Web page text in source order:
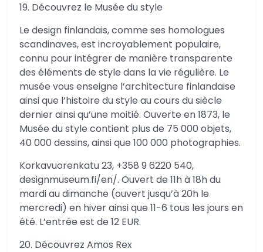
19. Découvrez le Musée du style
Le design finlandais, comme ses homologues
scandinaves, est incroyablement populaire,
connu pour intégrer de manière transparente
des éléments de style dans la vie régulière. Le
musée vous enseigne l’architecture finlandaise
ainsi que l’histoire du style au cours du siècle
dernier ainsi qu’une moitié. Ouverte en 1873, le
Musée du style contient plus de 75 000 objets,
40 000 dessins, ainsi que 100 000 photographies.
Korkavuorenkatu 23, +358 9 6220 540,
designmuseum.fi/en/. Ouvert de 11h à 18h du
mardi au dimanche (ouvert jusqu’à 20h le
mercredi) en hiver ainsi que 11-6 tous les jours en
été. L’entrée est de 12 EUR.
20. Découvrez Amos Rex